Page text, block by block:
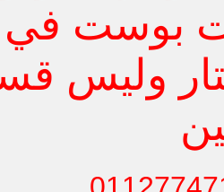
بوست في
وليس